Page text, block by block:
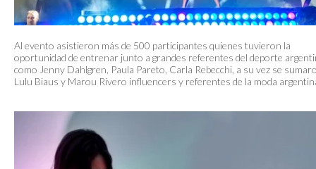
Al evento asistieron más de 500 participantes quienes tuvieron la
oportunidad de entrenar junto a grandes referentes del deporte
como Jenny Dahlgren, Paula Pareto, Carla Rebecchi, a su vez se
Lulu Biaus y Marou Rivero influencers y referentes de la moda